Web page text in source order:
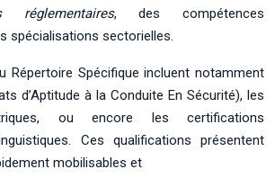
réglementaires, des compétences
spécialisations sectorielles.
Répertoire Spécifique incluent notamment
d’Aptitude à la Conduite En Sécurité), les
ou encore les certifications
Ces qualifications présentent
mobilisables et